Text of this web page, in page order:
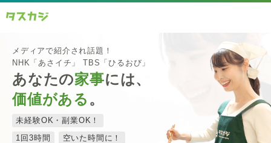
メディアで紹介され話題！
NHK「あさイチ」 TBS「ひるおび」
あなたの家事には、
価値がある 。
未経験OK・副業OK！
1回3時間
空いた時間に！